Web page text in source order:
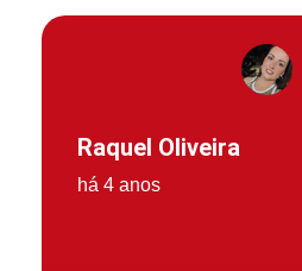
Raquel Oliveira
há 4 anos